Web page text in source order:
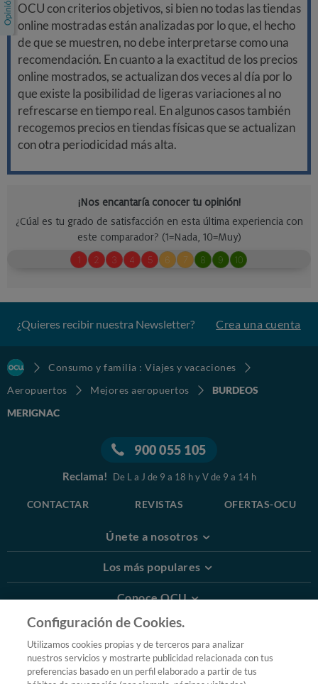
OCU con criterios objetivos, si bien no todas las tiendas
online mostradas están analizadas por lo que, el hecho
de que se muestren, no debe interpretarse como una
recomendación. En cuanto a la exactitud de los precios
online mostrados, se actualizan dos veces al día por lo
que existe la posibilidad de ligeras variaciones al no
refrescarse en tiempo real. En algunos casos también
recogemos precios en tiendas físicas que se actualizan
con otra periodicidad más alta.
¿Quieres recibir nuestra Newsletter? Crea una cuenta
Consumo y familia : Viajes y vacaciones
Aeropuertos
Mejores aeropuertos
BURDEOS
MERIGNAC
900 055 105
Reclama! De L a J de 9 a 18 h y V de 9 a 14 h
CONTACTAR REVISTAS OFERTAS-OCU
Únete a nosotros
Los más populares
Conoce OCU
Más Información
© 2026 OCU
Condiciones generales de contratación de OCU
Configuración de Cookies.
Utilizamos cookies propias y de terceros para analizar
nuestros servicios y mostrarte publicidad relacionada con tus
preferencias basado en un perfil elaborado a partir de tus